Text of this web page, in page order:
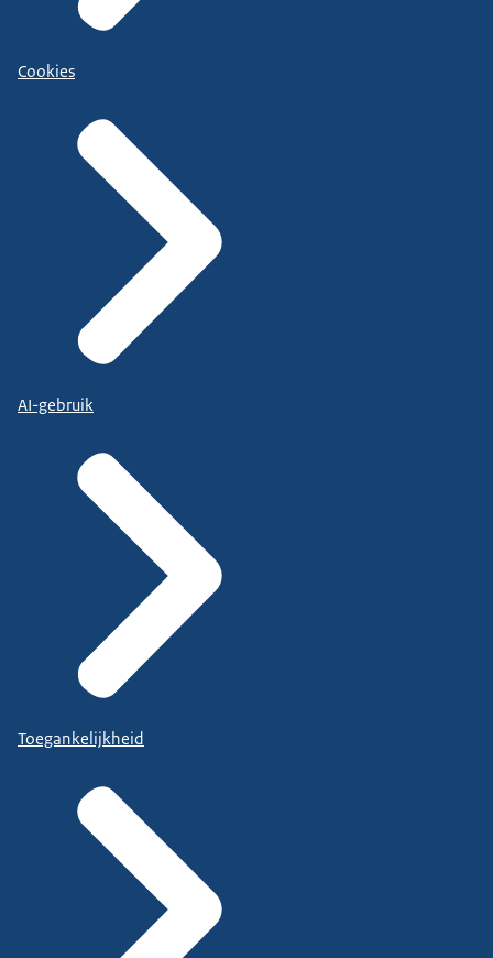
Cookies
AI-gebruik
Toegankelijkheid